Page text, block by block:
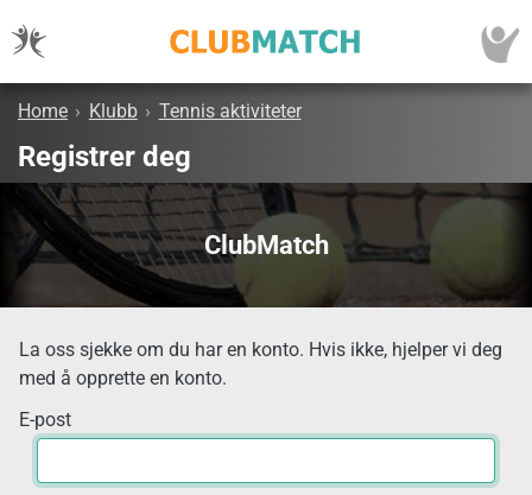
Home › Klubb › Tennis aktiviteter
Registrer deg
ClubMatch
La oss sjekke om du har en konto. Hvis ikke, hjelper vi deg
med å opprette en konto.
E-post